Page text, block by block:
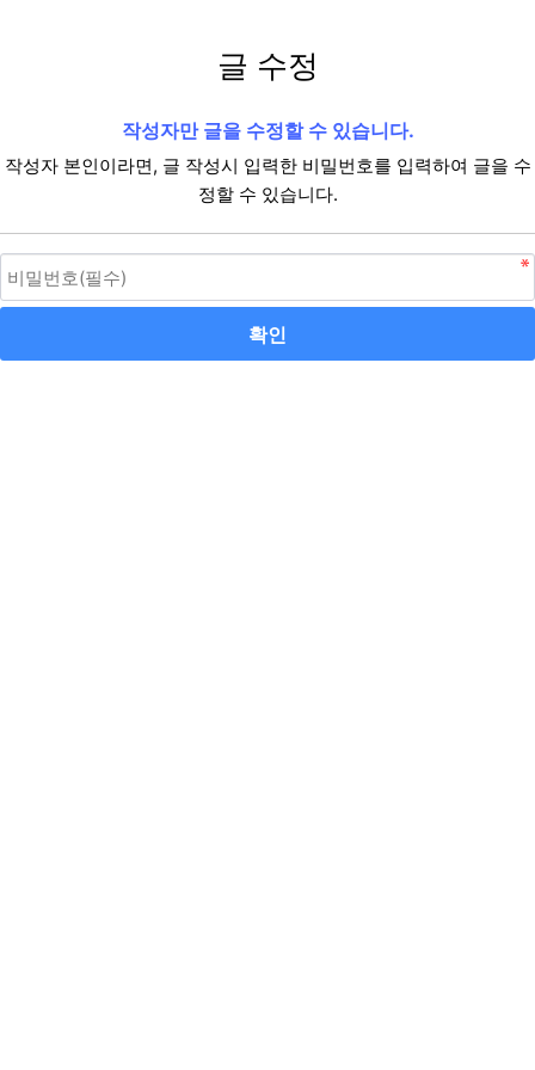
글 수정
작성자만 글을 수정할 수 있습니다.
작성자 본인이라면, 글 작성시 입력한 비밀번호를 입력하여 글을 수
정할 수 있습니다.